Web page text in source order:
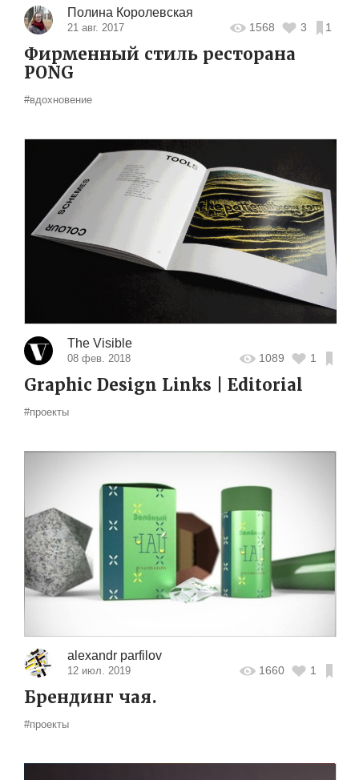
Полина Королевская
21 авг. 2017 1568 3 1
Фирменный стиль ресторана
PONG
#вдохновение
The Visible
08 фев. 2018 1089 1
Graphic Design Links | Editorial
#проекты
alexandr parfilov
12 июл. 2019 1660 1
Брендинг чая.
#проекты